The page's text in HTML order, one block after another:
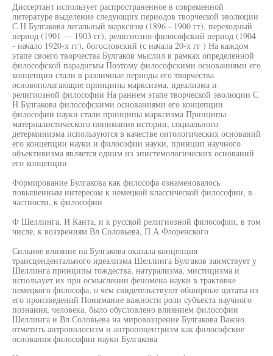
Диссертант использует распространенное в современной
литературе выделение следующих периодов творческой эволюции
С Н Булгакова легальный марксизм (1896 - 1900 гт), переходный
период (1901 — 1903 гг), религиозно-философский период (1904
- начало 1920-х гг), богословский (с начала 20-х гг ) На каждом
этапе своего творчества Булгаков мыслил в рамках определенной
философской парадигмы Поэтому философскими основаниями его
концепции стали в различные периоды его творчества
основополагающие принципы марксизма, идеализма и
религиозной философии На раннем этапе творческой эволюции С
Н Булгакова философскими основаниями его концепции
философии науки стали принципы марксизма Принципы
материалистического понимания истории, социального
детерминизма используются в качестве онтологических оснований
его концепции науки и философии науки, принцип научного
объективизма является одним из эпистемологических оснований
его концепции
Формирование Булгакова как философа ознаменовалось
повышенным интересом к немецкой классической философии, в
частности, к философии
Ф Шеллинга, И Канта, и к русской религиозной философии, в том
числе, к воззрениям Вл Соловьева, П А Флоренского
Сильное влияние на Булгакова оказала концепция
трансцендентального идеализма Шеллинга Булгаков заимствует у
Шеллинга принципы тождества, натурализма, мистицизма и
использует их при осмыслении феномена науки в трактовке
немецкого философа, о чем свидетельствуют обширные цитаты из
его произведений Понимание важности роли субъекта научного
познания, человека, было обусловлено влиянием философии
Шеллинга и Вл Соловьева на мировоззрение Булгакова Важно
отметить антропологизм и антропоцентризм как философские
основания философии науки Булгакова